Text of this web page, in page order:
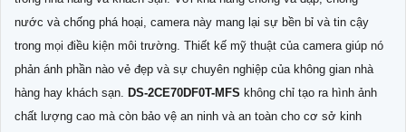
nước và chống phá hoại, camera này mang lại sự bền bỉ và tin cậy
trong mọi điều kiện môi trường. Thiết kế mỹ thuật của camera giúp nó
phản ánh phần nào vẻ đẹp và sự chuyên nghiệp của không gian nhà
hàng hay khách sạn. DS-2CE70DF0T-MFS không chỉ tạo ra hình ảnh
chất lượng cao mà còn bảo vệ an ninh và an toàn cho cơ sở kinh